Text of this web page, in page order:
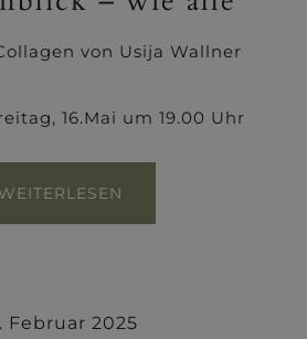
von Usija Wallner
16.Mai um 19.00 Uhr
WEITERLESEN
Februar 2025